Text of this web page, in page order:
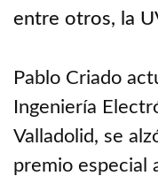
entre otros, la
Pablo Criado
Ingeniería
Valladolid, se
premio especial